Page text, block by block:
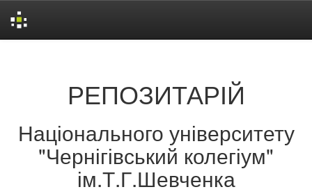
РЕПОЗИТАРІЙ
Національного університету
"Чернігівський колегіум"
ім.Т.Г.Шевченка